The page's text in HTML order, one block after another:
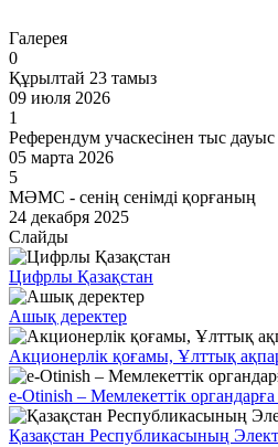
Галерея
0
Құрылтай 23 тамыз
09 июля 2026
1
Референдум учаскесінен тыс дауыс
05 марта 2026
5
МӘМС - сенің сенімді қорғаның
24 декабря 2025
Слайды
Цифрлы Қазақстан
Ашық деректер
Акционерлік қоғамы, Ұлттық
e-Otinish – Мемлекеттік органдарға
Қазақстан Республикасының